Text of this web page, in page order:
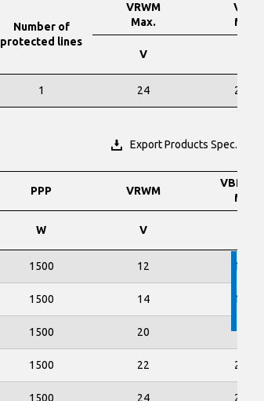
Number of
protected lines
VRWM
Max.
V
VBR
Min.
1 24 25.4
Export Products Spec.
PPP
W
VRWM
V
VBR @
Min.
1500 12 13.3
1500 14 15.6
1500 20
1500 22 24.4
1500 24 26.7